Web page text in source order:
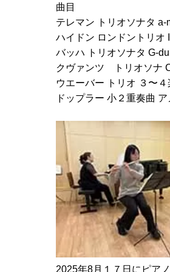
曲目
テレマン トリオソナタ a-
ハイドン ロンドントリオ I
バッハ トリオソナタ G-
クヴァンツ トリオソナ
ウエーバー トリオ ３〜４
ドップラー 小２重奏曲 ア
2025年8月１７日にピア